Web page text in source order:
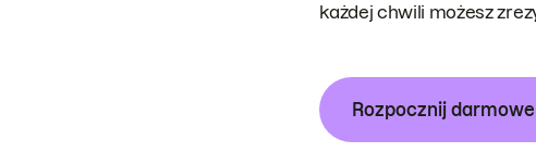
każdej chwili możesz
Rozpocznij